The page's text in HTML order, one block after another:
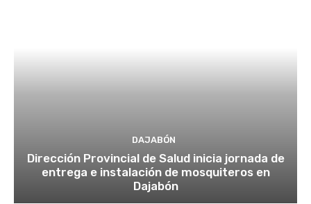
DAJABÓN
Dirección Provincial de Salud inicia jornada de
entrega e instalación de mosquiteros en
Dajabón